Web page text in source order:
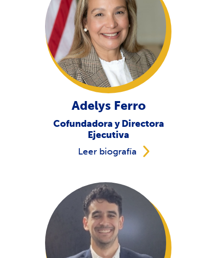
Adelys Ferro
Cofundadora y Directora
Ejecutiva
Leer biografía